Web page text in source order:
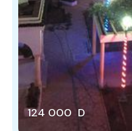
124 000 D